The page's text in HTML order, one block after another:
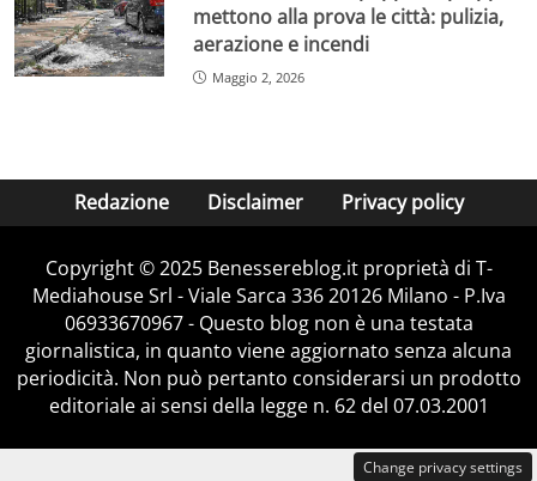
mettono alla prova le città: pulizia,
aerazione e incendi
Maggio 2, 2026
Redazione Disclaimer Privacy policy
Copyright © 2025 Benessereblog.it proprietà di T-
Mediahouse Srl - Viale Sarca 336 20126 Milano - P.Iva
06933670967 - Questo blog non è una testata
giornalistica, in quanto viene aggiornato senza alcuna
periodicità. Non può pertanto considerarsi un prodotto
editoriale ai sensi della legge n. 62 del 07.03.2001
Change privacy settings